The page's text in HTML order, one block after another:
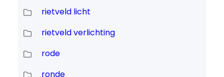
rietveld licht
rietveld verlichting
rode
ronde